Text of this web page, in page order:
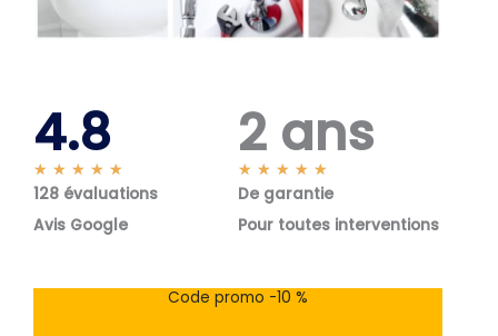
4.8
★ ★ ★ ★ ★
o
s
128 évaluations
Avis Google
2 ans
★ ★ ★ ★ ★
o
s
De garantie
Pour toutes interventions
Code promo -10 %